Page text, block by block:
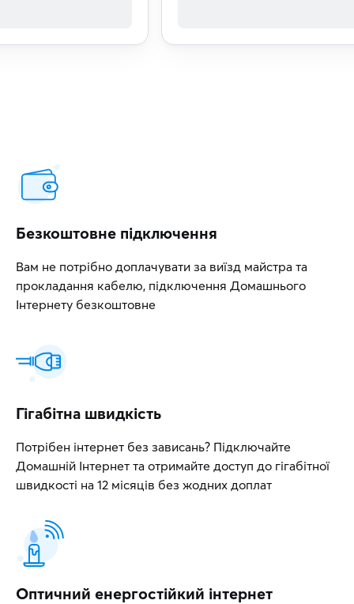
Безкоштовне підключення
Вам не потрібно доплачувати за виїзд майстра та
прокладання кабелю, підключення Домашнього
Інтернету безкоштовне
Гігабітна швидкість
Потрібен інтернет без зависань? Підключайте
Домашній Інтернет та отримайте доступ до гігабітної
швидкості на 12 місяців без жодних доплат
Оптичний енергостійкий інтернет